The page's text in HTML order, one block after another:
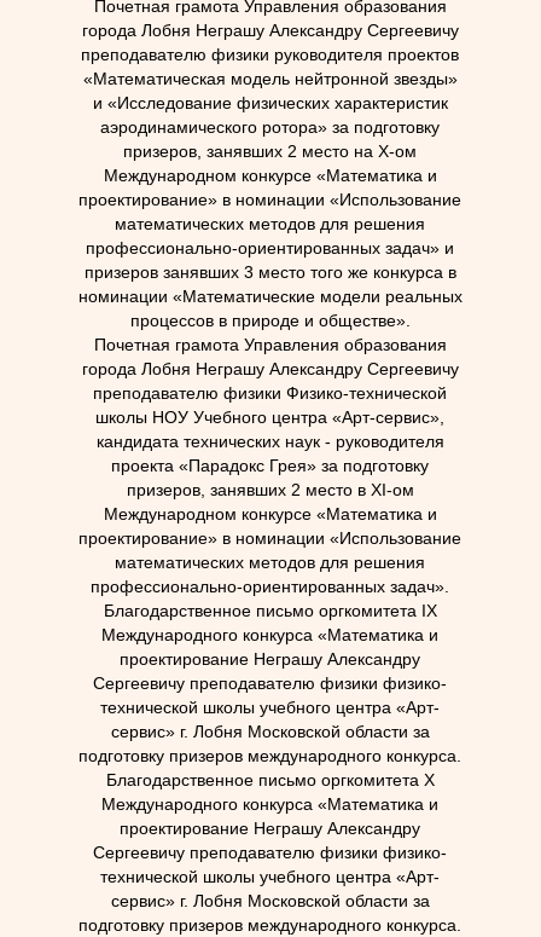
Почетная грамота Управления образования
города Лобня Неграшу Александру Сергеевичу
преподавателю физики руководителя проектов
«Математическая модель нейтронной звезды»
и «Исследование физических характеристик
аэродинамического ротора» за подготовку
призеров, занявших 2 место на Х-ом
Международном конкурсе «Математика и
проектирование» в номинации «Использование
математических методов для решения
профессионально-ориентированных задач» и
призеров занявших 3 место того же конкурса в
номинации «Математические модели реальных
процессов в природе и обществе».
Почетная грамота Управления образования
города Лобня Неграшу Александру Сергеевичу
преподавателю физики Физико-технической
школы НОУ Учебного центра «Арт-сервис»,
кандидата технических наук - руководителя
проекта «Парадокс Грея» за подготовку
призеров, занявших 2 место в XI-ом
Международном конкурсе «Математика и
проектирование» в номинации «Использование
математических методов для решения
профессионально-ориентированных задач».
Благодарственное письмо оргкомитета IX
Международного конкурса «Математика и
проектирование Неграшу Александру
Сергеевичу преподавателю физики физико-
технической школы учебного центра «Арт-
сервис» г. Лобня Московской области за
подготовку призеров международного конкурса.
Благодарственное письмо оргкомитета X
Международного конкурса «Математика и
проектирование Неграшу Александру
Сергеевичу преподавателю физики физико-
технической школы учебного центра «Арт-
сервис» г. Лобня Московской области за
подготовку призеров международного конкурса.